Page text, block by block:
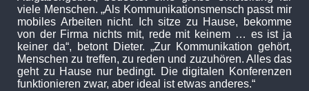
viele Menschen. „Als Kommunikationsmensch passt mir
mobiles Arbeiten nicht. Ich sitze zu Hause, bekomme
von der Firma nichts mit, rede mit keinem … es ist ja
keiner da“, betont Dieter. „Zur Kommunikation gehört,
Menschen zu treffen, zu reden und zuzuhören. Alles das
geht zu Hause nur bedingt. Die digitalen Konferenzen
funktionieren zwar, aber ideal ist etwas anderes.“